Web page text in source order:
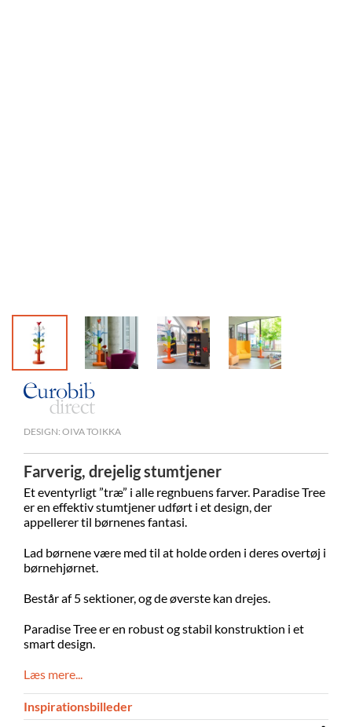
DESIGN: OIVA TOIKKA
Farverig, drejelig stumtjener
Et eventyrligt ”træ” i alle regnbuens farver. Paradise Tree
er en effektiv stumtjener udført i et design, der
appellerer til børnenes fantasi.
Lad børnene være med til at holde orden i deres overtøj i
børnehjørnet.
Består af 5 sektioner, og de øverste kan drejes.
Paradise Tree er en robust og stabil konstruktion i et
smart design.
Læs mere...
Inspirationsbilleder